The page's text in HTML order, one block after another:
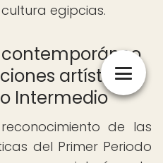
egipcias.
artísticas
Intermedio
de las
del Primer Periodo